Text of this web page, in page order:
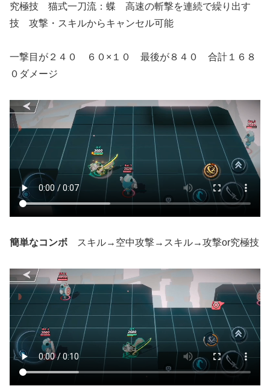
究極技 猫式一刀流：蝶 高速の斬撃を連続で繰り出す
技 攻撃・スキルからキャンセル可能
一撃目が２４０ ６０×１０ 最後が８４０ 合計１６８
０ダメージ
簡単なコンボ スキル→空中攻撃→スキル→攻撃or究極技